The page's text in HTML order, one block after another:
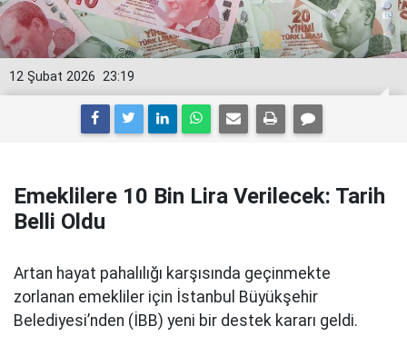
23:19
12 Şubat 2026
Emeklilere 10 Bin Lira Verilecek: Tarih
Belli Oldu
Artan hayat pahalılığı karşısında geçinmekte
zorlanan emekliler için İstanbul Büyükşehir
Belediyesi’nden (İBB) yeni bir destek kararı geldi.